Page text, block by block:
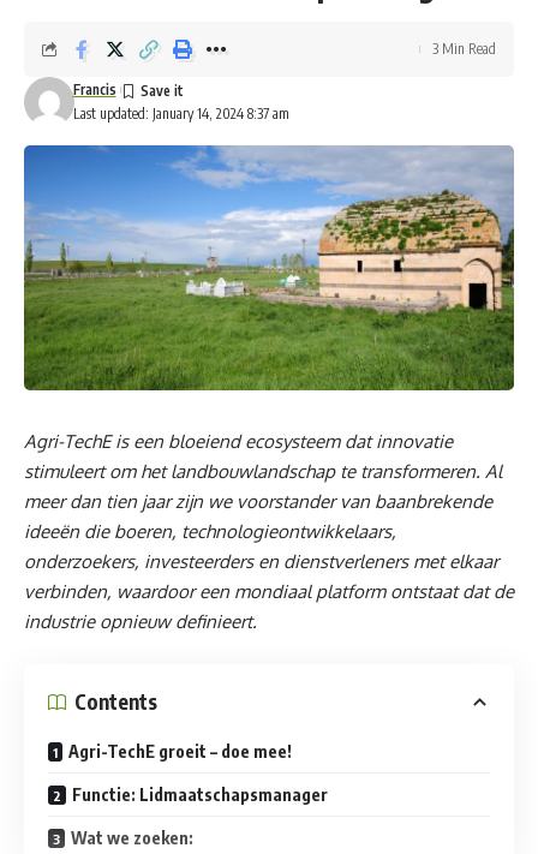
Last updated: January 14, 2024 8:37 am
Francis
3 Min Read
Agri-TechE is een bloeiend ecosysteem dat innovatie
stimuleert om het landbouwlandschap te transformeren. Al
meer dan tien jaar zijn we voorstander van baanbrekende
ideeën die boeren, technologieontwikkelaars,
onderzoekers, investeerders en dienstverleners met elkaar
verbinden, waardoor een mondiaal platform ontstaat dat de
industrie opnieuw definieert.
Contents
Agri-TechE groeit – doe mee!
Functie: Lidmaatschapsmanager
Wat we zoeken: